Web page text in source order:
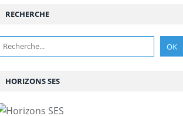
RECHERCHE
HORIZONS SES